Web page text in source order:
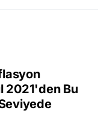
2021'den Bu